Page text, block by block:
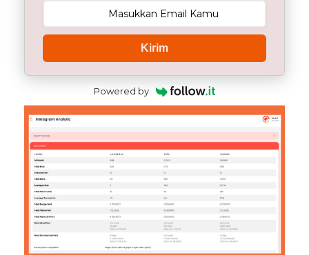
Kirim
Powered by